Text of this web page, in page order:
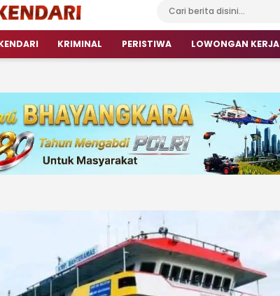
KRIMINAL PERISTIWA LOWONGAN KERJA